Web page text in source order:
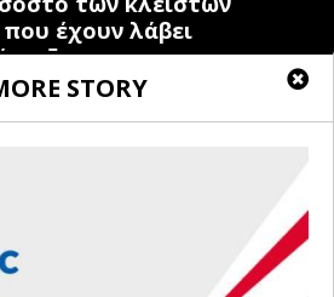
STORY
που έχουν λάβει